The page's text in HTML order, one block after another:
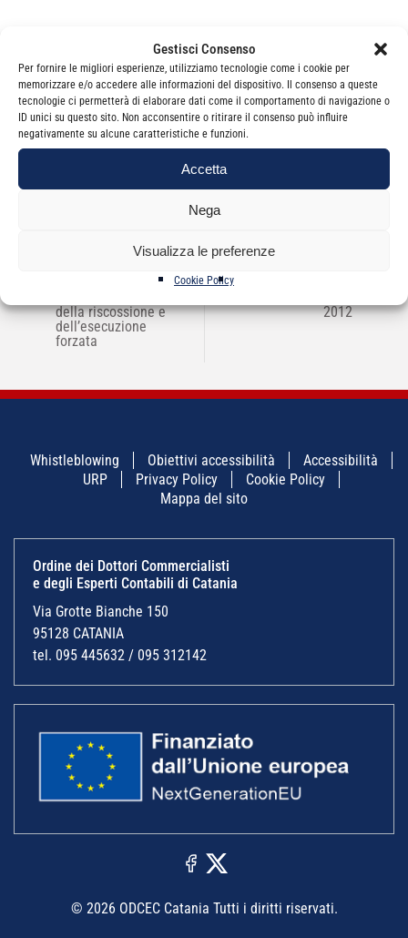
Gestisci Consenso
Per fornire le migliori esperienze, utilizziamo tecnologie come i cookie per
memorizzare e/o accedere alle informazioni del dispositivo. Il consenso a queste
tecnologie ci permetterà di elaborare dati come il comportamento di navigazione o
ID unici su questo sito. Non acconsentire o ritirare il consenso può influire
negativamente su alcune caratteristiche e funzioni.
Accetta
Nega
Visualizza le preferenze
Cookie Policy
Non sono presenti appuntamenti per questo
evento.
contribuente nelle fasi
della riscossione e
dell’esecuzione
forzata
2012
Whistleblowing Obiettivi accessibilità
Accessibilità
URP
Privacy Policy
Cookie Policy
Mappa del sito
Ordine dei Dottori Commercialisti
e degli Esperti Contabili di Catania
Via Grotte Bianche 150
95128 CATANIA
tel. 095 445632 / 095 312142
© 2026 ODCEC Catania Tutti i diritti riservati.